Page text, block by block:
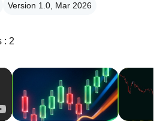
Version 1.0, Mar 2026
: 2